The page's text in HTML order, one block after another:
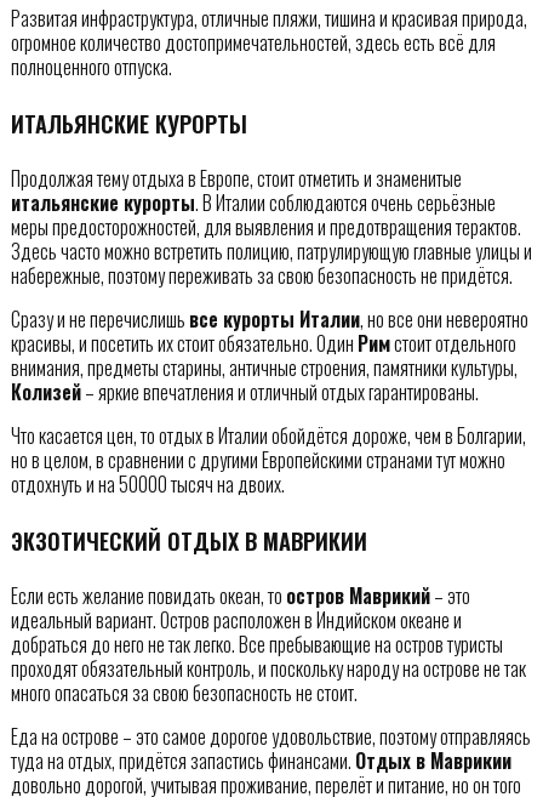
Развитая инфраструктура, отличные пляжи, тишина и красивая природа,
огромное количество достопримечательностей, здесь есть всё для
полноценного отпуска.
ИТАЛЬЯНСКИЕ КУРОРТЫ
Продолжая тему отдыха в Европе, стоит отметить и знаменитые
итальянские курорты. В Италии соблюдаются очень серьёзные
меры предосторожностей, для выявления и предотвращения терактов.
Здесь часто можно встретить полицию, патрулирующую главные улицы и
набережные, поэтому переживать за свою безопасность не придётся.
Сразу и не перечислишь все курорты Италии, но все они невероятно
красивы, и посетить их стоит обязательно. Один Римстоит отдельного
внимания, предметы старины, античные строения, памятники культуры,
Колизей– яркие впечатления и отличный отдых гарантированы.
Что касается цен, то отдых в Италии обойдётся дороже, чем в Болгарии,
но в целом, в сравнении с другими Европейскими странами тут можно
отдохнуть и на 50000 тысяч на двоих.
ЭКЗОТИЧЕСКИЙ ОТДЫХ В МАВРИКИИ
Если есть желание повидать океан, то остров Маврикий– это
идеальный вариант. Остров расположен в Индийском океане и
добраться до него не так легко. Все пребывающие на остров туристы
проходят обязательный контроль, и поскольку народу на острове не так
много опасаться за свою безопасность не стоит.
Еда на острове – это самое дорогое удовольствие, поэтому отправляясь
туда на отдых, придётся запастись финансами. Отдых в Маврикии
довольно дорогой, учитывая проживание, перелёт и питание, но он того